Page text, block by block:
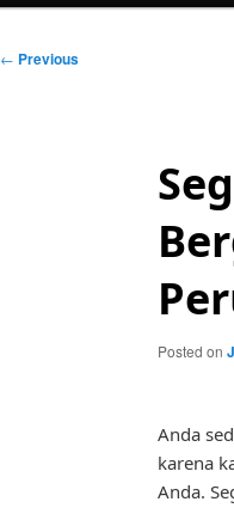
Post
← Previous
Posted on
Anda
karena
Anda.